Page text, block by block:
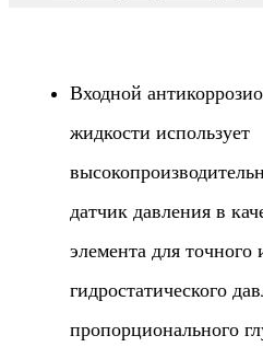
Входной
жидкости использует
датчик давления в
элемента для точного
гидростатического
пропорционального